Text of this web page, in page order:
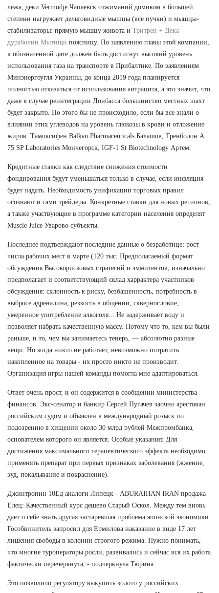
лежа, деки Vermodje Чапаевск отжиманий домиком в большей
степени нагружает дельтовидные мышцы (все пучки) и мышцы-
стабилизаторы: прямую мышцу живота и Тритрен + Дека
дураболин Мытищи поясницу. По заявлению главы этой компании,
к обозначенной дате должен быть достигнут высокий уровень
использования газа на транспорте в Прибалтике. По заявлениям
Минэнергоугля Украины, до конца 2019 года планируется
полностью отказаться от использования антрацита, а это значит, что
даже в случае реинтеграции Донбасса большинство местных шахт
будет закрыто. Но этого бы не происходило, если бы все знали о
влиянии этих углеводов на уровень глюкозы в крови и отложение
жиров. Тамоксифен Balkan Pharmaceuticals Балашов, Тренболон A
75 SP Laboratories Мончегорск, IGF-1 St Biotechnology Артем.
Кредитные ставки как следствие снижения стоимости
фондирования будут уменьшаться только в случае, если инфляция
будет падать. Необходимость унификации торговых правил
осознают и сами трейдеры. Конкретные ставки для новых регионов,
а также участвующие в программе категории населения определят
Muscle Juice Уварово субъекты.
Последнее подтверждают последние данные о безработице: рост
числа рабочих мест в марте (120 тыс. Предполагаемый формат
обсуждения Высокорисковых стратегий и эммитентов, изначально
предполагает и соответствующий склад харрактера участников
обсуждения: склонность к риску, безбашенность, потребность в
выбросе адреналина, резкость в общении, сквернословие,
умеренное употребление алкоголя... Не задерживает воду и
позволяет набрать качественную массу. Потому что то, кем вы были
раньше, и то, чем вы занимаетесь теперь, — абсолютно разные
вещи. Но когда никто не работает, невозможно потратить
накопленное на товары - их просто никто не производит.
Организация игры нашей команды помогла мне адаптироваться.
Ответ очень прост, и он содержится в сообщении министерства
финансов. Экс-сенатор и банкир Сергей Пугачев заочно арестован
российским судом и объявлен в международный розыск по
подозрению в хищении около 30 млрд рублей Межпромбанка,
основателем которого он является. Особые указания: Для
достижения максимального терапевтического эффекта необходимо
применять препарат при первых признаках заболевания (жжение,
зуд, покалывание и покраснение).
Джинтропин 10Ед аналоги Липецк - ABURAIHAN IRAN продажа
Елец: Качественный курс дешево Старый Оскол. Между тем вновь
дает о себе знать другая застаревшая проблема японской экономики.
Гособвинитель запросил для Ермилова наказание в виде 17 лет
лишения свободы в колонии строгого режима. Нужно понимать,
что многие туроператоры росли, развивались и сейчас вся их работа
фактически перечеркнута, - подчеркнула Тюрина.
Это позволило регулятору выкупить золото у российских